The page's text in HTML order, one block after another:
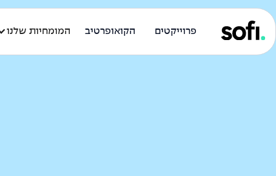
פרוייקטים הקואופרטיב המומחיות שלנו